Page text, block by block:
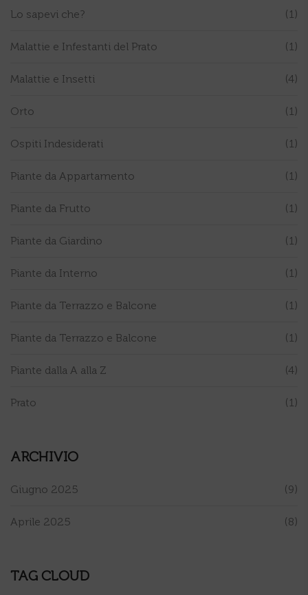
Lo sapevi che? (1)
Malattie e Infestanti del Prato (1)
Malattie e Insetti (4)
Orto (1)
Ospiti Indesiderati (1)
Piante da Appartamento (1)
Piante da Frutto (1)
Piante da Giardino (1)
Piante da Interno (1)
Piante da Terrazzo e Balcone (1)
Piante da Terrazzo e Balcone (1)
Piante dalla A alla Z (4)
Prato (1)
ARCHIVIO
Giugno 2025 (9)
Aprile 2025 (8)
TAG CLOUD